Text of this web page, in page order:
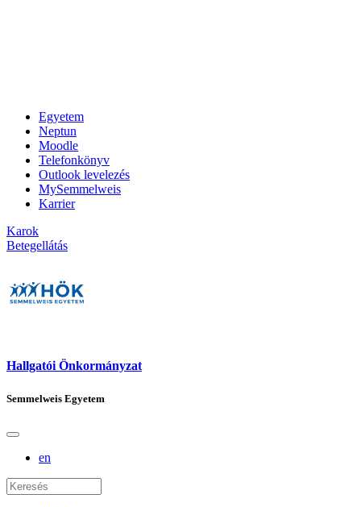
Egyetem
Neptun
Moodle
Telefonkönyv
Outlook levelezés
MySemmelweis
Karrier
Karok
Betegellátás
Hallgatói Önkormányzat
Semmelweis Egyetem
en